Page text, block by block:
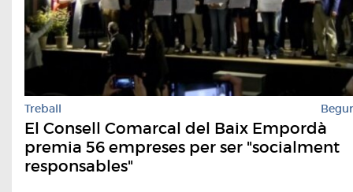
Treball Begur
El Consell Comarcal del Baix Empordà
premia 56 empreses per ser "socialment
responsables"